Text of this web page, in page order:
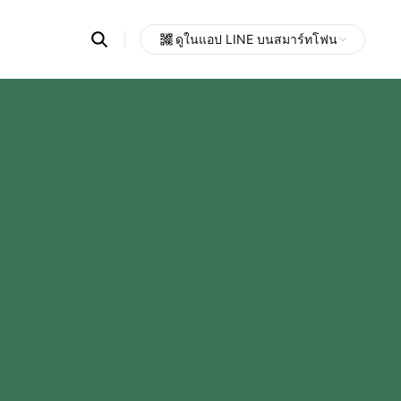
Search
OpenChats
messages
search
ดูในแอป LINE บนสมาร์ทโฟน